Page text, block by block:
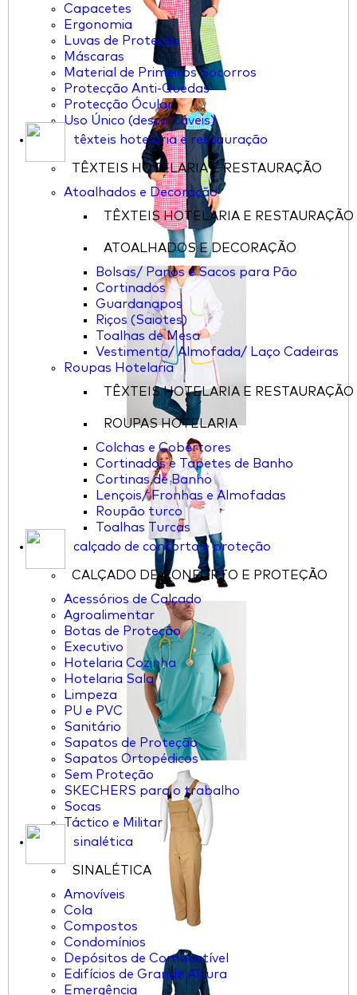
Capacetes
Ergonomia
Luvas de Proteção
Máscaras
Material de Primeiros Socorros
Protecção Anti-Quedas
Protecção Ócular
Uso Único (descartáveis)
têxteis hotelaria e restauração
TÊXTEIS HOTELARIA E RESTAURAÇÃO
Atoalhados e Decoração
TÊXTEIS HOTELARIA E RESTAURAÇÃO
ATOALHADOS E DECORAÇÃO
Bolsas/ Panos e Sacos para Pão
Cortinados
Guardanapos
Riços (Saiotes)
Toalhas de Mesa
Vestimenta/ Almofada/ Laço Cadeiras
Roupas Hotelaria
TÊXTEIS HOTELARIA E RESTAURAÇÃO
ROUPAS HOTELARIA
Colchas e Cobertores
Cortinados e Tapetes de Banho
Cortinas de Banho
Lençois/ Fronhas e Almofadas
Roupão turco
Toalhas Turcas
calçado de conforto e proteção
CALÇADO DE CONFORTO E PROTEÇÃO
Acessórios de Calçado
Agroalimentar
Botas de Proteção
Executivo
Hotelaria Cozinha
Hotelaria Sala
Limpeza
PU e PVC
Sanitário
Sapatos de Proteção
Sapatos Ortopédicos
Sem Proteção
SKECHERS para o trabalho
Socas
Táctico e Militar
sinalética
SINALÉTICA
Amovíveis
Cola
Compostos
Condomínios
Depósitos de Combustível
Edifícios de Grande Altura
Emergência